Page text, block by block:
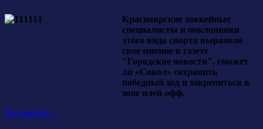
Красноярские хоккейные
специалисты и поклонники
этого вида спорта выразили
свое мнение в газете
"Городские новости", сможет
ли «Сокол» сохранить
победный ход и закрепиться в
зоне плей-офф.
Подробнее...